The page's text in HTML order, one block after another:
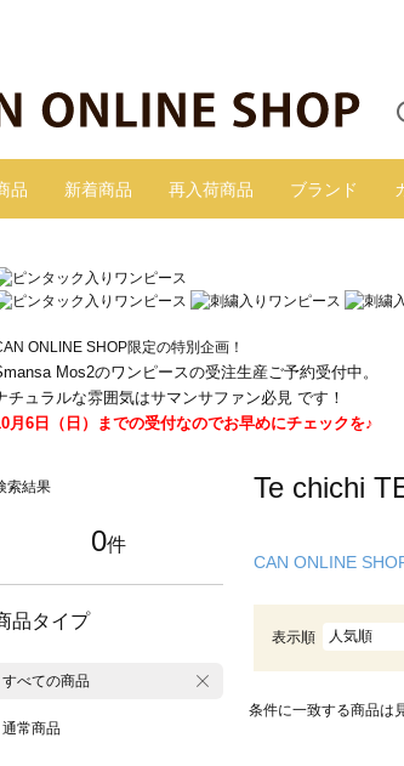
品 新着商品 再入荷商品 ブランド
ONLINE SHOP限定の特別企画！
Mos2のワンピースの受注生産ご予約受付中。
チュラルな雰囲気はサマンサファン必見 です！
月6日（日）までの受付なのでお早めにチェックを♪
索結果
0件
品タイプ
すべての商品
通常商品
Te chichi
CAN ONLINE
表示順 人気順
条件に一致する商品は